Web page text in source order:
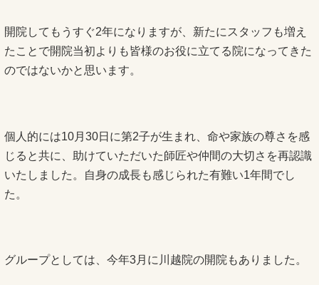
開院してもうすぐ2年になりますが、新たにスタッフも増え
たことで開院当初よりも皆様のお役に立てる院になってきた
のではないかと思います。
個人的には10月30日に第2子が生まれ、命や家族の尊さを感
じると共に、助けていただいた師匠や仲間の大切さを再認識
いたしました。自身の成長も感じられた有難い1年間でし
た。
グループとしては、今年3月に川越院の開院もありました。